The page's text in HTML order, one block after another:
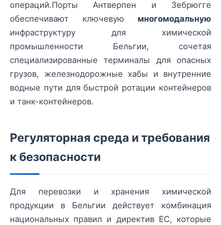
операций.Порты Антверпен и Зебрюгге
обеспечивают ключевую многомодальную
инфраструктуру для химической
промышленности Бельгии, сочетая
специализированные терминалы для опасных
грузов, железнодорожные хабы и внутренние
водные пути для быстрой ротации контейнеров
и танк-контейнеров.
Регуляторная среда и требования
к безопасности
Для перевозки и хранения химической
продукции в Бельгии действует комбинация
национальных правил и директив ЕС, которые